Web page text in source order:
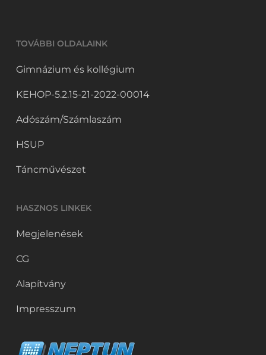
TOVÁBBI OLDALAINK
Gimnázium és kollégium
KEHOP-5.2.15-21-2022-00014
Adószám/Számlaszám
HSUP
Táncművészet
HASZNOS LINKEK
Megjelenések
CG
Alapítvány
Impresszum